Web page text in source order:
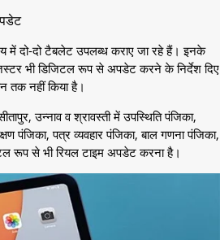
में दो-दो टैबलेट उपलब्ध कराए जा रहे हैं। इनके
भी डिजिटल रूप से अपडेट करने के निर्देश दिए
तक नहीं किया है।
उन्नाव व श्रावस्ती में उपस्थिति पंजिका,
पंजिका, पत्र व्यवहार पंजिका, बाल गणना पंजिका,
रूप से भी रियल टाइम अपडेट करना है।